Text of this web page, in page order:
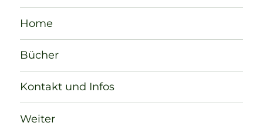
Home
Bücher
Kontakt und Infos
Weiter